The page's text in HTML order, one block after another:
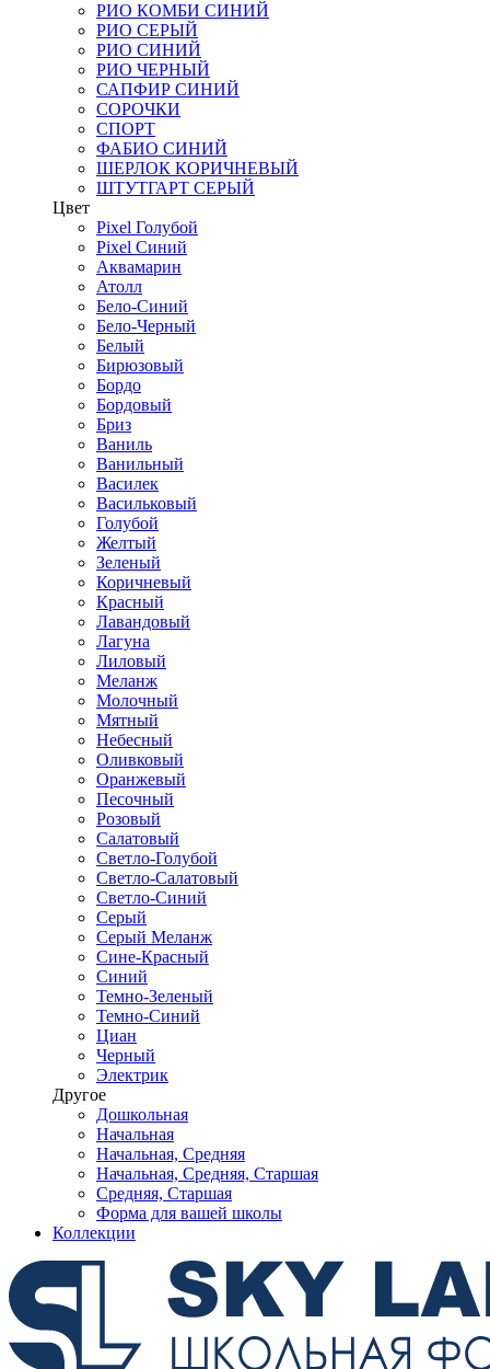
РИО КОМБИ СИНИЙ
РИО СЕРЫЙ
РИО СИНИЙ
РИО ЧЕРНЫЙ
САПФИР СИНИЙ
СОРОЧКИ
СПОРТ
ФАБИО СИНИЙ
ШЕРЛОК КОРИЧНЕВЫЙ
ШТУТГАРТ СЕРЫЙ
Цвет
Pixel Голубой
Pixel Синий
Аквамарин
Атолл
Бело-Синий
Бело-Черный
Белый
Бирюзовый
Бордо
Бордовый
Бриз
Ваниль
Ванильный
Василек
Васильковый
Голубой
Желтый
Зеленый
Коричневый
Красный
Лавандовый
Лагуна
Лиловый
Меланж
Молочный
Мятный
Небесный
Оливковый
Оранжевый
Песочный
Розовый
Салатовый
Светло-Голубой
Светло-Салатовый
Светло-Синий
Серый
Серый Меланж
Сине-Красный
Синий
Темно-Зеленый
Темно-Синий
Циан
Черный
Электрик
Другое
Дошкольная
Начальная
Начальная, Средняя
Начальная, Средняя, Старшая
Средняя, Старшая
Форма для вашей школы
Коллекции